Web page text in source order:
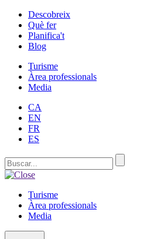
Descobreix
Què fer
Planifica't
Blog
Turisme
Àrea professionals
Media
CA
EN
FR
ES
Turisme
Àrea professionals
Media